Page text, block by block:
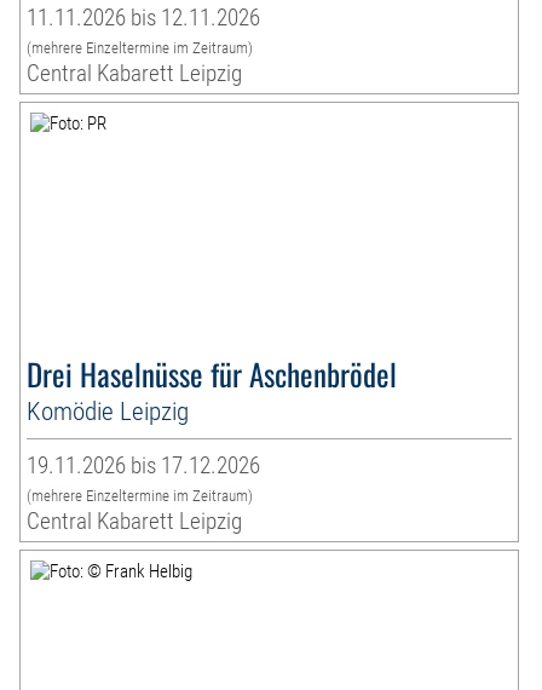
11.11.2026 bis 12.11.2026
(mehrere Einzeltermine im Zeitraum)
Central Kabarett Leipzig
Drei Haselnüsse für Aschenbrödel
Komödie Leipzig
19.11.2026 bis 17.12.2026
(mehrere Einzeltermine im Zeitraum)
Central Kabarett Leipzig